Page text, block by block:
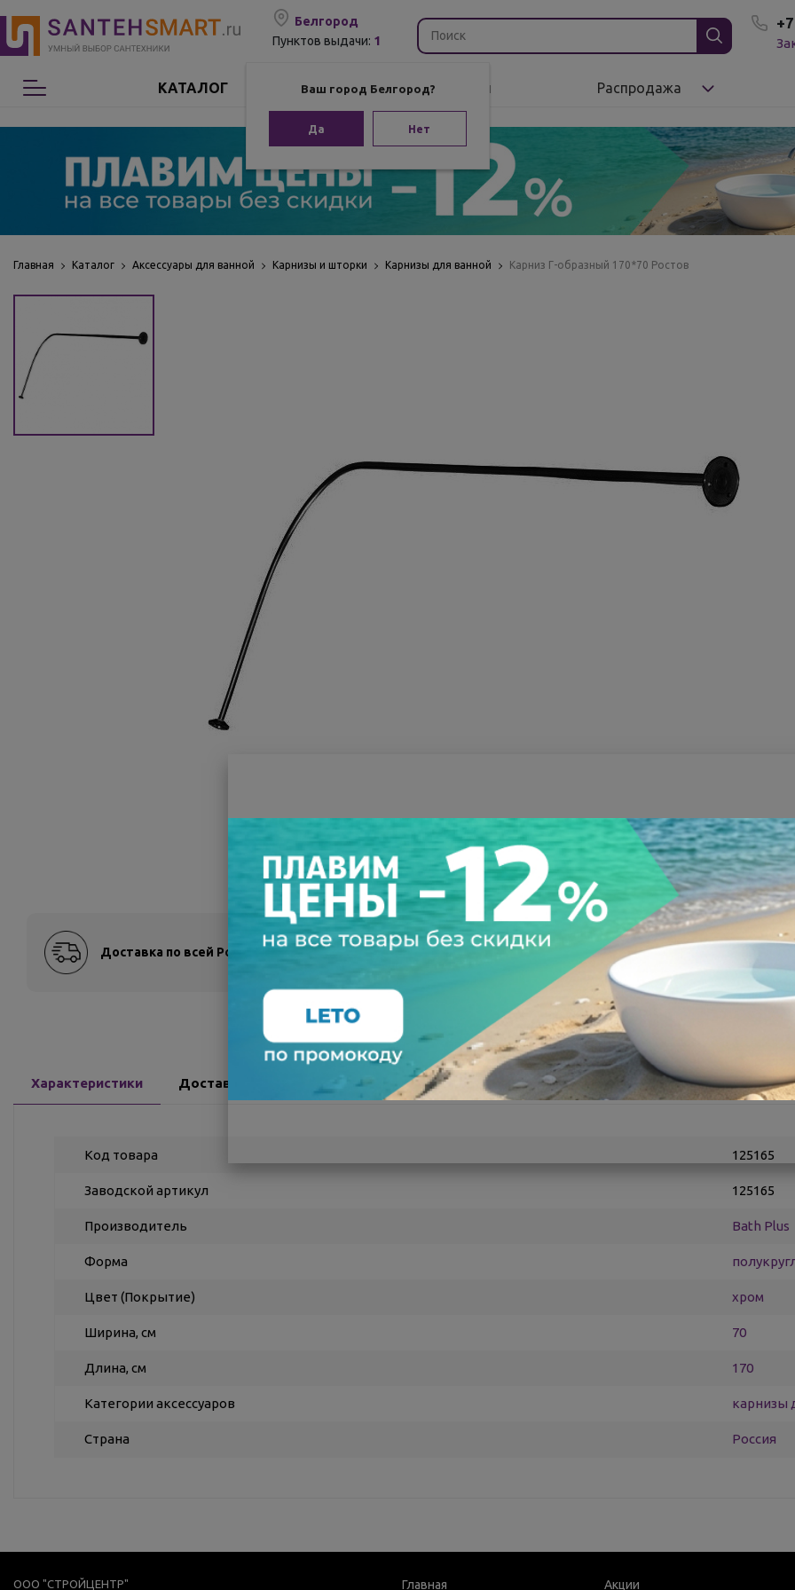
Белгород
Пунктов выдачи: 1
Ваш город Белгород?
Да Нет
КАТАЛОГ
Сантехника
Мебель для ванной
Аксессуары для ванной
Комплектующие
Бренды Распродажа
Главная Каталог Аксессуары для ванной Карнизы и шторки Карнизы для ванной Карниз Г-образный 170*70 Ростов
Доставка по всей России Оплата после осмотра Всегда низкие цены
Характеристики Доставка
Код товара 125165
Заводской артикул 125165
Производитель Bath Plus
Форма
Цвет (Покрытие) хром
Ширина, см 70
Длина, см 170
Категории аксессуаров карнизы
Страна Россия
ООО "СТРОЙЦЕНТР" Главная Акции